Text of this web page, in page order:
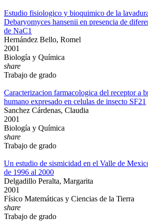
Estudio fisiologico y bioquimico de la
Debaryomyces hansenii en presencia de
de NaC1
Hernández Bello, Romel
2001
Biología y Química
share
Trabajo de grado
Caracterizacion farmacologica del receptor a
humano expresado en celulas de insecto SF21
Sanchez Cárdenas, Claudia
2001
Biología y Química
share
Trabajo de grado
Un estudio de sismicidad en el Valle de
de 1996 al 2000
Delgadillo Peralta, Margarita
2001
Físico Matemáticas y Ciencias de la Tierra
share
Trabajo de grado